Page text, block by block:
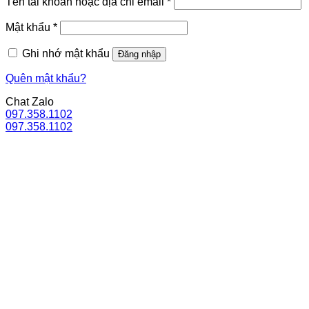
buộc
Mật khẩu *Bắt
buộc
Ghi nhớ mật khẩu
Đăng nhập
Quên mật khẩu?
Chat Zalo
097.358.1102
097.358.1102